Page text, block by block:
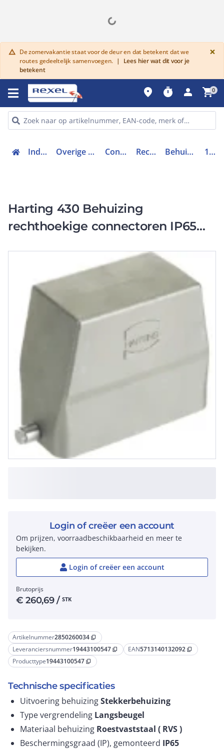
warning De zomervakantie staat voor de deur en dat betekent dat we
routes gedeeltelijk samenvoegen. |
Lees hier wat dit voor je
betekent
×
place timer person shopping_cart0
Industriele componenten Overige Industriële componenten & systemen Connectoren en toebehoren Rechthoekige connectoren Behuizing rechthoekige connectoren 19443100547
Harting 430 Behuizing
rechthoekige connectoren IP65
Stekkerbehuizing Zij
Artikelnummer2850260034 content_copy
Leveranciersnummer19443100547 content_copy EAN5713140132092 content_copy
Producttype19443100547 content_copy
Technische specificaties
Uitvoering behuizingStekkerbehuizing
Type vergrendeling Langsbeugel
Materiaal behuizing Roestvaststaal ( RVS )
Beschermingsgraad (IP), gemonteerd IP65
Login of creëer een account
Om prijzen, voorraadbeschikbaarheid en meer te
bekijken.
Login of creëer een account
Brutoprijs
€260,69/ STK